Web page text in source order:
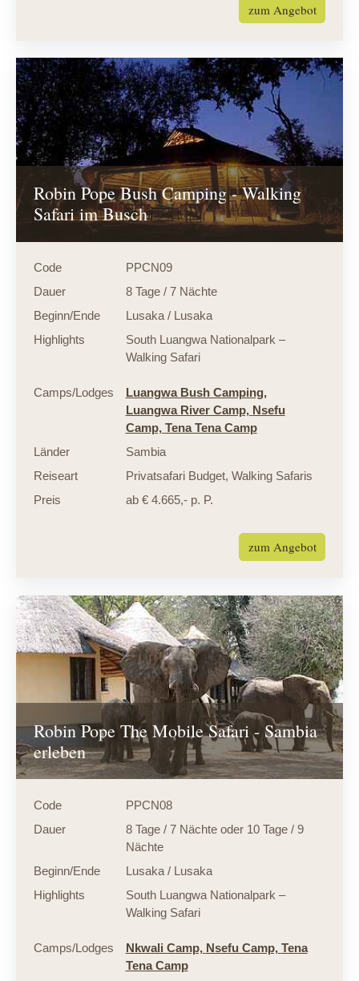
zum Angebot
Robin Pope Bush Camping - Walking
Safari im Busch
Code
PPCN09
Dauer
8 Tage / 7 Nächte
Beginn/Ende
Lusaka / Lusaka
Highlights
South Luangwa Nationalpark –
Walking Safari
Camps/Lodges
Luangwa Bush Camping,
Luangwa River Camp, Nsefu
Camp, Tena Tena Camp
Länder
Sambia
Reiseart
Privatsafari Budget, Walking Safaris
Preis
ab € 4.665,- p. P.
zum Angebot
Robin Pope The Mobile Safari - Sambia
erleben
Code
PPCN08
Dauer
8 Tage / 7 Nächte oder 10 Tage / 9
Nächte
Beginn/Ende
Lusaka / Lusaka
Highlights
South Luangwa Nationalpark –
Walking Safari
Camps/Lodges Nkwali Camp, Nsefu Camp, Tena
Tena Camp